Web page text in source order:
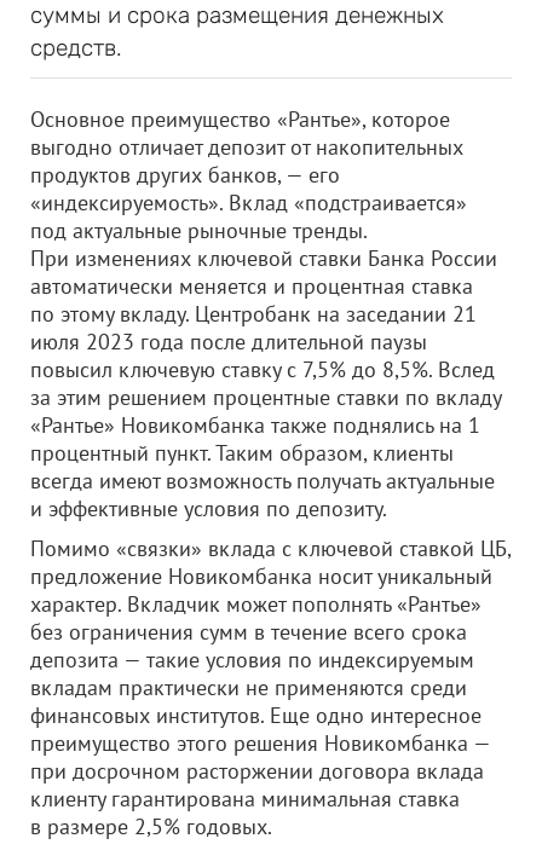
суммы и срока размещения денежных
средств.
Основное преимущество «Рантье», которое
выгодно отличает депозит от накопительных
продуктов других банков, — его
«индексируемость». Вклад «подстраивается»
под актуальные рыночные тренды.
При изменениях ключевой ставки Банка России
автоматически меняется и процентная ставка
по этому вкладу. Центробанк на заседании 21
июля 2023 года после длительной паузы
повысил ключевую ставку с 7,5% до 8,5%. Вслед
за этим решением процентные ставки по вкладу
«Рантье» Новикомбанка также поднялись на 1
процентный пункт. Таким образом, клиенты
всегда имеют возможность получать актуальные
и эффективные условия по депозиту.
Помимо «связки» вклада с ключевой ставкой ЦБ,
предложение Новикомбанка носит уникальный
характер. Вкладчик может пополнять «Рантье»
без ограничения сумм в течение всего срока
депозита — такие условия по индексируемым
вкладам практически не применяются среди
финансовых институтов. Еще одно интересное
преимущество этого решения Новикомбанка —
при досрочном расторжении договора вклада
клиенту гарантирована минимальная ставка
в размере 2,5% годовых.